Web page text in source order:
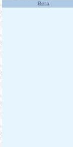
Вега